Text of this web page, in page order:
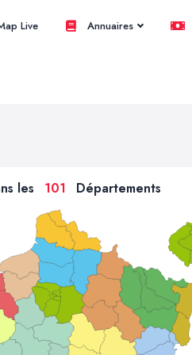
Live Annuaires
les 101 Départements